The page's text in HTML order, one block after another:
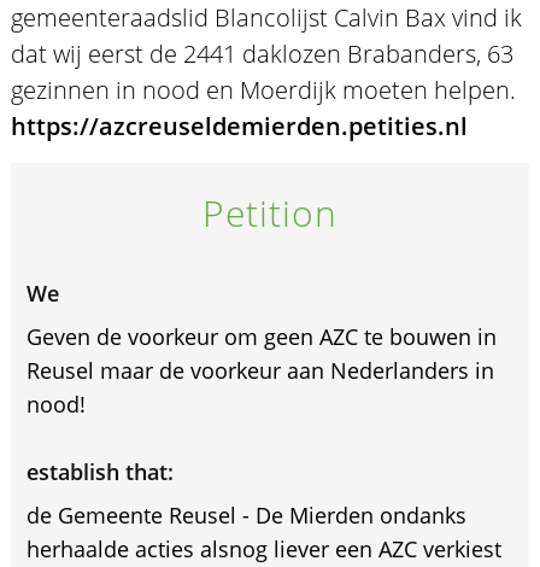
gemeenteraadslid Blancolijst Calvin Bax vind ik
dat wij eerst de 2441 daklozen Brabanders, 63
gezinnen in nood en Moerdijk moeten helpen.
https://azcreuseldemierden.petities.nl
Petition
We
Geven de voorkeur om geen AZC te bouwen in
Reusel maar de voorkeur aan Nederlanders in
nood!
establish that:
de Gemeente Reusel - De Mierden ondanks
herhaalde acties alsnog liever een AZC verkiest